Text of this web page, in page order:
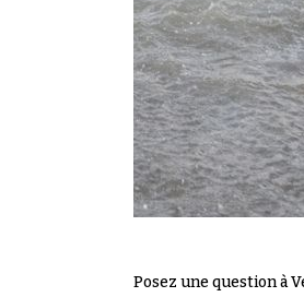
Posez une question à